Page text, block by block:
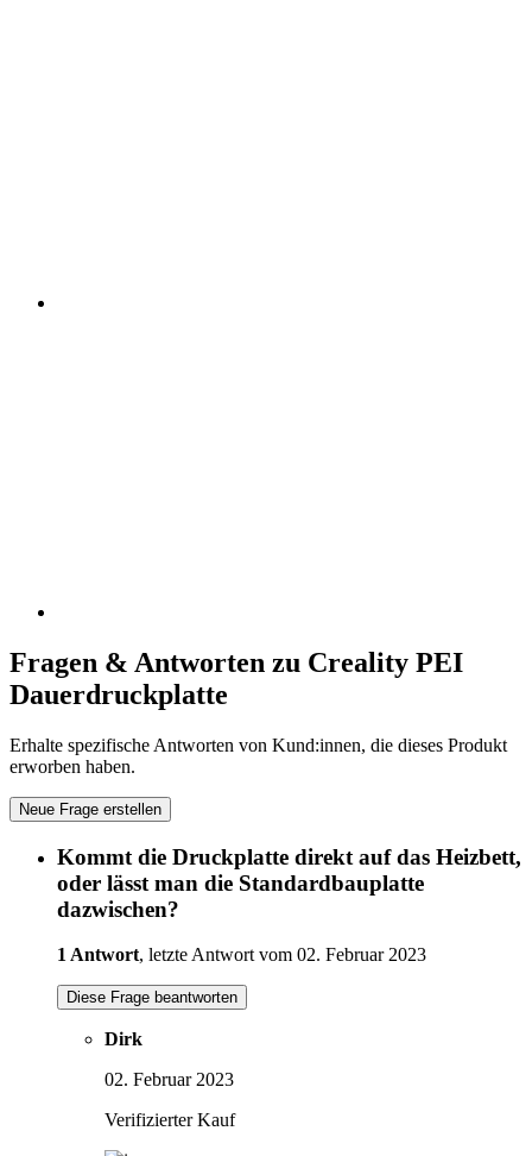
Fragen & Antworten zu Creality PEI
Dauerdruckplatte
Erhalte spezifische Antworten von Kund:innen, die dieses Produkt
erworben haben.
Neue Frage erstellen
Kommt die Druckplatte direkt auf das Heizbett,
oder lässt man die Standardbauplatte
dazwischen?
1 Antwort, letzte Antwort vom 02. Februar 2023
Diese Frage beantworten
Dirk
02. Februar 2023
Verifizierter Kauf